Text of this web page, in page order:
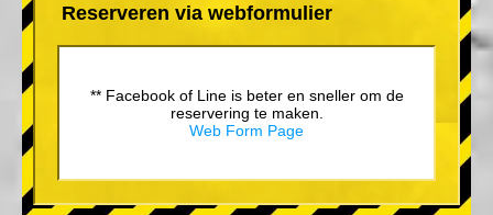
Reserveren via webformulier
** Facebook of Line is beter en sneller om de
reservering te maken.
Web Form Page